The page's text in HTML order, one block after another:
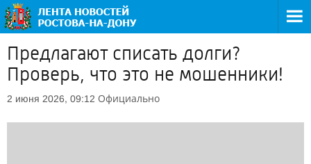
Предлагают списать долги?
Проверь, что это не мошенники!
2 июня 2026, 09:12 Официально